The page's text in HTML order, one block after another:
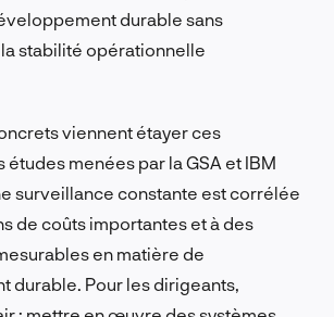
durable sans
stabilité opérationnelle
viennent étayer ces
études menées par la GSA et IBM
surveillance constante est corrélée
de coûts importantes et à des
en matière de
durable. Pour les dirigeants,